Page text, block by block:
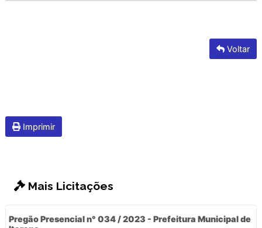
Voltar
Imprimir
Mais Licitações
Pregão Presencial n° 034 / 2023 - Prefeitura Municipal de